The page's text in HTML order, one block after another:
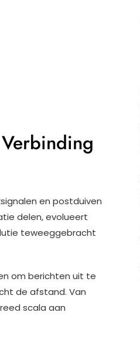
en postduiven
delen, evolueert
teweeggebracht
om berichten uit te
de afstand. Van
scala aan